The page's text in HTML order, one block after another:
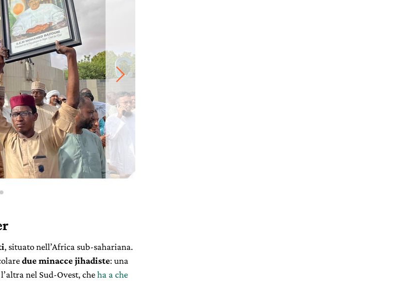
, situato nell’Africa sub-sahariana.
due minacce jihadiste: una
nel Sud-Ovest, cheha a che